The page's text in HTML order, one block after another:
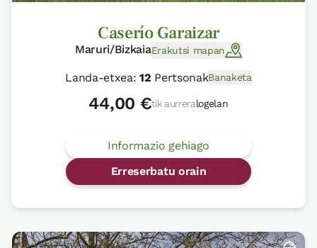
Caserío Garaizar
Maruri/BizkaiaErakutsi mapan
Landa-etxea:12 PertsonakBanaketa
44,00 €tik aurreralogelan
Informazio gehiago
Erreserbatu orain